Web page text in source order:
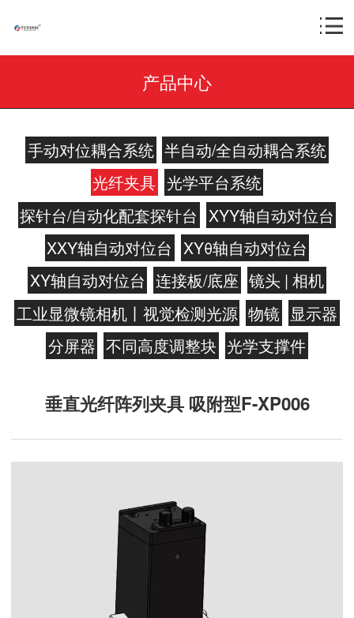
产品中心
手动对位耦合系统 半自动/全自动耦合系统
光纤夹具 光学平台系统
探针台/自动化配套探针台 XYY轴自动对位台
XXY轴自动对位台 XYθ轴自动对位台
XY轴自动对位台 连接板/底座 镜头 | 相机
工业显微镜相机丨视觉检测光源 物镜 显示器
分屏器 不同高度调整块 光学支撑件
垂直光纤阵列夹具 吸附型F-XP006